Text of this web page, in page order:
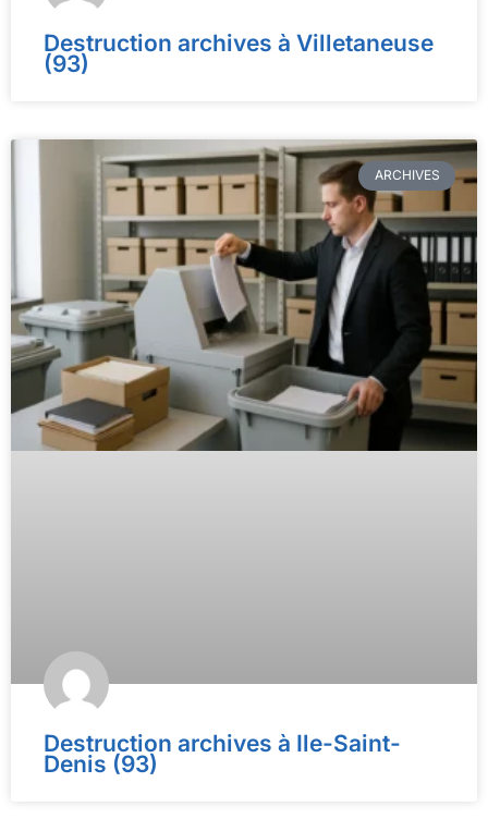
Destruction archives à Villetaneuse
(93)
ARCHIVES
Destruction archives à Ile-Saint-
Denis (93)